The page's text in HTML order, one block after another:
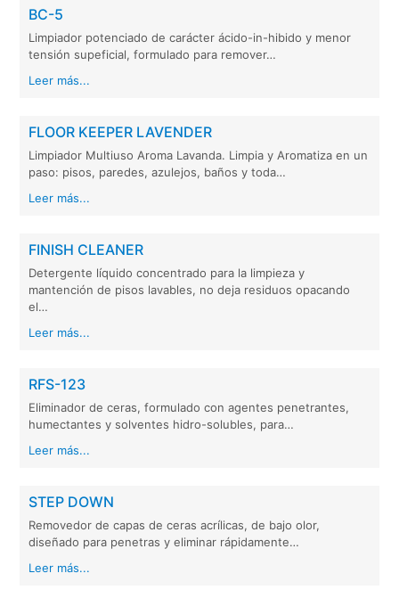
BC-5
Limpiador potenciado de carácter ácido-in-hibido y menor
tensión supeficial, formulado para remover…
Leer más...
FLOOR KEEPER LAVENDER
Limpiador Multiuso Aroma Lavanda. Limpia y Aromatiza en un
paso: pisos, paredes, azulejos, baños y toda…
Leer más...
FINISH CLEANER
Detergente líquido concentrado para la limpieza y
mantención de pisos lavables, no deja residuos opacando
el…
Leer más...
RFS-123
Eliminador de ceras, formulado con agentes penetrantes,
humectantes y solventes hidro-solubles, para…
Leer más...
STEP DOWN
Removedor de capas de ceras acrílicas, de bajo olor,
diseñado para penetras y eliminar rápidamente…
Leer más...